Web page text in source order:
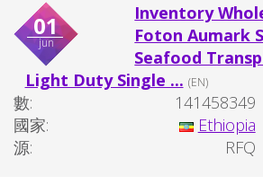
01
jun
Inventory
Foton Aumark
Seafood
Light Duty Single ... (EN)
數:
141458349
國家:
Ethiopia
源:
RFQ